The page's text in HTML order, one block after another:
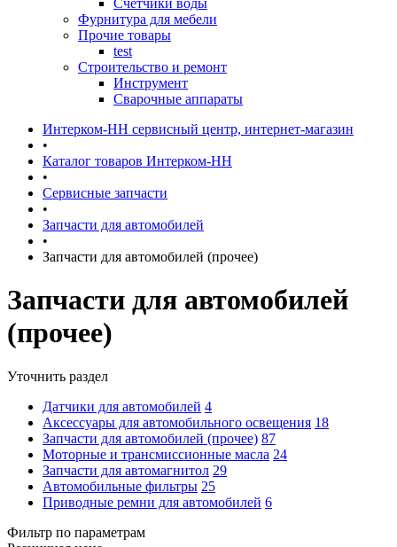
Счетчики воды
Фурнитура для мебели
Прочие товары
test
Строительство и ремонт
Инструмент
Сварочные аппараты
Интерком-НН сервисный центр, интернет-магазин
•
Каталог товаров Интерком-НН
•
Сервисные запчасти
•
Запчасти для автомобилей
•
Запчасти для автомобилей (прочее)
Запчасти для автомобилей
(прочее)
Уточнить раздел
Датчики для автомобилей 4
Аксессуары для автомобильного освещения 18
Запчасти для автомобилей (прочее) 87
Моторные и трансмиссионные масла 24
Запчасти для автомагнитол 29
Автомобильные фильтры 25
Приводные ремни для автомобилей 6
Фильтр по параметрам